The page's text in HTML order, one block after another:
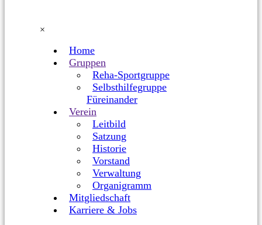
×
Home
Gruppen
Reha-Sportgruppe
Selbsthilfegruppe
Füreinander
Verein
Leitbild
Satzung
Historie
Vorstand
Verwaltung
Organigramm
Mitgliedschaft
Karriere & Jobs